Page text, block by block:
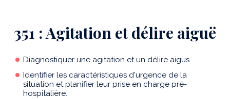
351 : Agitation et délire aiguë
Diagnostiquer une agitation et un délire aigus.
Identifier les caractéristiques d'urgence de la
situation et planifier leur prise en charge pré-
hospitalière.